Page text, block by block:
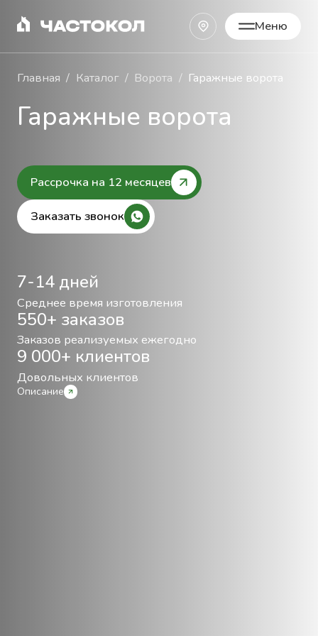
Меню
Закрыть
Главная Каталог Ворота Гаражные ворота
Гаражные ворота
Рассрочка на 12 месяцев
Заказать звонок
7-14 дней
Среднее время изготовления
550+ заказов
Заказов реализуемых ежегодно
9 000+ клиентов
Довольных клиентов
Описание